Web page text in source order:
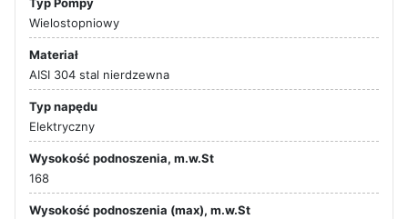
Wielostopniowy
Materiał
AISI 304 stal nierdzewna
Typ napędu
Elektryczny
Wysokość podnoszenia, m.w.St
168
Wysokość podnoszenia (max), m.w.St